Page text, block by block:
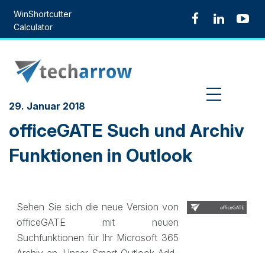
content
WinShortcutter
Calculator
29. Januar 2018
officeGATE Such und Archiv
Funktionen in Outlook
Sehen Sie sich die neue Version von
officeGATE mit neuen
Suchfunktionen für Ihr Microsoft 365